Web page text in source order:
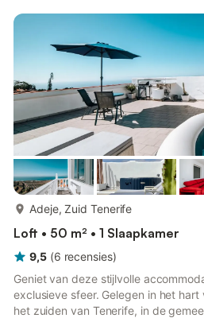
Adeje, Zuid Tenerife
Loft • 50 m² • 1 Slaapkamer
9,5 (6 recensies)
Geniet van deze stijlvolle
exclusieve sfeer. Gelegen in het
het zuiden van Tenerife, in de